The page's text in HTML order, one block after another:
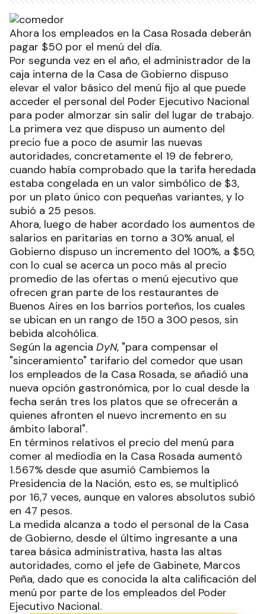
Ahora los empleados en la Casa Rosada deberán
pagar $50 por el menú del día.
Por segunda vez en el año, el administrador de la
caja interna de la Casa de Gobierno dispuso
elevar el valor básico del menú fijo al que puede
acceder el personal del Poder Ejecutivo Nacional
para poder almorzar sin salir del lugar de trabajo.
La primera vez que dispuso un aumento del
precio fue a poco de asumir las nuevas
autoridades, concretamente el 19 de febrero,
cuando había comprobado que la tarifa heredada
estaba congelada en un valor simbólico de $3,
por un plato único con pequeñas variantes, y lo
subió a 25 pesos.
Ahora, luego de haber acordado los aumentos de
salarios en paritarias en torno a 30% anual, el
Gobierno dispuso un incremento del 100%, a $50,
con lo cual se acerca un poco más al precio
promedio de las ofertas o menú ejecutivo que
ofrecen gran parte de los restaurantes de
Buenos Aires en los barrios porteños, los cuales
se ubican en un rango de 150 a 300 pesos, sin
bebida alcohólica.
Según la agencia DyN, "para compensar el
"sinceramiento" tarifario del comedor que usan
los empleados de la Casa Rosada, se añadió una
nueva opción gastronómica, por lo cual desde la
fecha serán tres los platos que se ofrecerán a
quienes afronten el nuevo incremento en su
ámbito laboral".
En términos relativos el precio del menú para
comer al mediodía en la Casa Rosada aumentó
1.567% desde que asumió Cambiemos la
Presidencia de la Nación, esto es, se multiplicó
por 16,7 veces, aunque en valores absolutos subió
en 47 pesos.
La medida alcanza a todo el personal de la Casa
de Gobierno, desde el último ingresante a una
tarea básica administrativa, hasta las altas
autoridades, como el jefe de Gabinete, Marcos
Peña, dado que es conocida la alta calificación del
menú por parte de los empleados del Poder
Ejecutivo Nacional.